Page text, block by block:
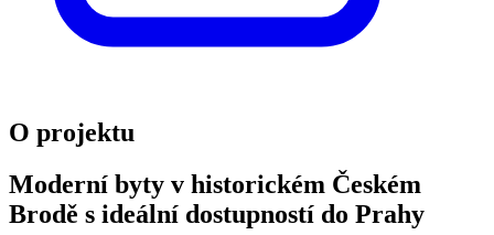
O projektu
Moderní byty v historickém Českém
Brodě s ideální dostupností do Prahy